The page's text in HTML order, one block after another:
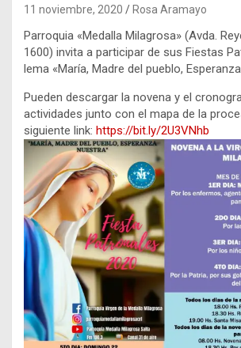
11 noviembre, 2020 Rosa Aramayo
Parroquia «Medalla Milagrosa» (Avda.
1600) invita a participar de sus Fiestas
lema «María, Madre del pueblo,
Pueden descargar la novena y el
actividades junto con el mapa de la
siguiente link: https://bit.ly/2U3VNhb